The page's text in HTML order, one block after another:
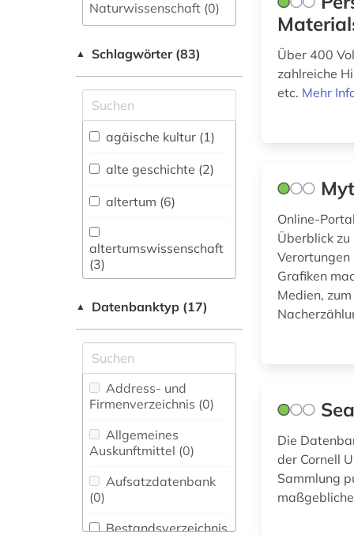
Naturwissenschaft (0)
fachübergreifende
Allgemeine und
vergleichende Sprach-
und
Literaturwissenschaft.
Indogermanistik.
Außereuropäische
Sprachen und
Literaturen (2)
Anglistik.
Amerikanistik (1)
Vermessungswesen (0)
Biologie,
Biotechnologie (0)
Buch- und
Bibliothekswesen,
Informationswissenschaft
(0)
Pharmazie (0)
▲ Schlagwörter (83)
agäische kultur (1)
alte geschichte (2)
altertum (6)
altertumswissenschaft
(3)
altertumswissenschaften
(1)
altgriechisch (2)
anglistik (1)
architektur (1)
archäologie (4)
archäologische
▲ Datenbanktyp (17)
Address- und
Firmenverzeichnis (0)
Allgemeines
Auskunftmittel (0)
Aufsatzdatenbank
(0)
Bestandsverzeichnis
Über 400
zahlreiche
etc. Mehr
Online-
Überblick
Grafiken
Medien,
Die
der Cornell
Sammlung